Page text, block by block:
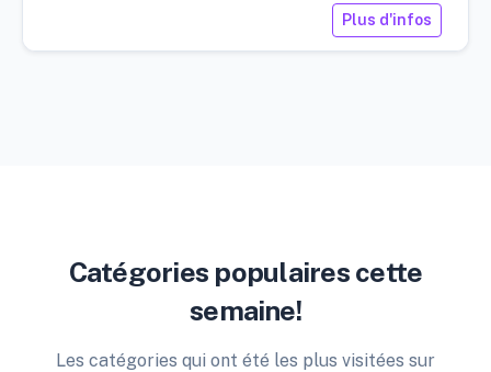
Plus d'infos
Catégories populaires cette
semaine!
Les catégories qui ont été les plus visitées sur